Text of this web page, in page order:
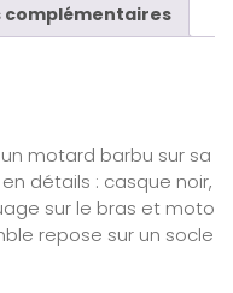
motard barbu sur sa
détails : casque noir,
sur le bras et moto
repose sur un socle